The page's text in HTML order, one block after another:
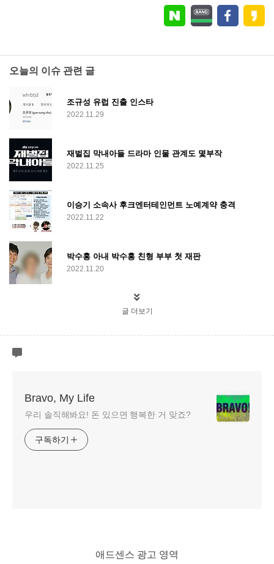
오늘의 이슈 관련 글
조규성 유럽 진출 인스타
2022.11.29
재벌집 막내아들 드라마 인물 관계도 몇부작
2022.11.25
이승기 소속사 후크엔터테인먼트 노예계약 충격
2022.11.22
박수홍 아내 박수홍 친형 부부 첫 재판
2022.11.20
글 더보기
Bravo, My Life
우리 솔직해봐요! 돈 있으면 행복한 거 맞죠?
구독하기
애드센스 광고 영역